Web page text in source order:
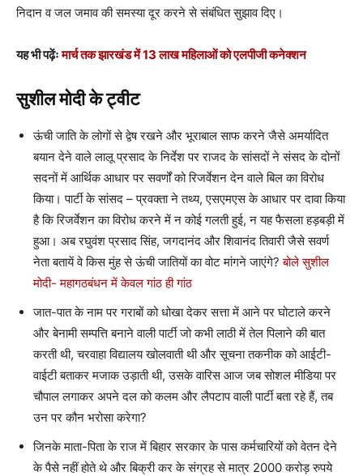
निदान व जल जमाव की समस्या दूर करने से संबंधित सुझाव दिए।
यह भी पढ़ेंःमार्च तक झारखंड में 13 लाख महिलाओं को एलपीजी कनेक्शन
सुशील मोदी के ट्वीट
ऊंची जाति के लोगों से द्वेष रखने और भूराबाल साफ करने जैसे अमर्यादित
बयान देने वाले लालू प्रसाद के निर्देश पर राजद के सांसदों ने संसद के दोनों
सदनों में आर्थिक आधार पर सवर्णों को रिजर्वेशन देन वाले बिल का विरोध
किया। पार्टी के सांसद – प्रवक्ता ने तथ्य, एसएमएस के आधार पर दावा किया
है कि रिजर्वेशन का विरोध करने में न कोई गलती हुई, न यह फैसला हड़बड़ी में
हुआ। अब रघुवंश प्रसाद सिंह, जगदानंद और शिवानंद तिवारी जैसे सवर्ण
नेता बतायें वे किस मुंह से ऊंची जातियों का वोट मांगने जाएंगे?बोले सुशील
मोदी- महागठबंधन में केवल गांठ ही गांठ
जात-पात के नाम पर गराबों को धोखा देकर सत्ता में आने पर घोटाले करने
और बेनामी सम्पत्ति बनाने वाली पार्टी जो कभी लाठी में तेल पिलाने की बात
करती थी, चरवाहा विद्यालय खोलवाती थी और सूचना तकनीक को आईटी-
वाईटी बताकर मजाक उड़ाती थी, उसके वारिस आज जब सोशल मीडिया पर
चौपाल लगाकर अपने दल को कलम और लैपटाप वाली पार्टी बता रहे हैं, तब
उन पर कौन भरोसा करेगा?
जिनके माता-पिता के राज में बिहार सरकार के पास कर्मचारियों को वेतन देने
के पैसे नहीं होते थे और बिक्री कर के संग्रह से मात्र 2000 करोड़ रुपये